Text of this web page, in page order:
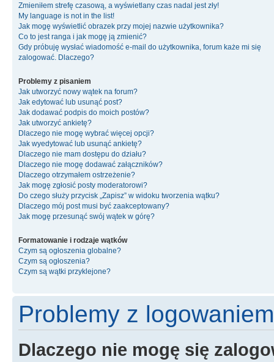
Zmieniłem strefę czasową, a wyświetlany czas nadal jest zły!
My language is not in the list!
Jak mogę wyświetlić obrazek przy mojej nazwie użytkownika?
Co to jest ranga i jak mogę ją zmienić?
Gdy próbuję wysłać wiadomość e-mail do użytkownika, forum każe mi się
zalogować. Dlaczego?
Problemy z pisaniem
Jak utworzyć nowy wątek na forum?
Jak edytować lub usunąć post?
Jak dodawać podpis do moich postów?
Jak utworzyć ankietę?
Dlaczego nie mogę wybrać więcej opcji?
Jak wyedytować lub usunąć ankietę?
Dlaczego nie mam dostępu do działu?
Dlaczego nie mogę dodawać załączników?
Dlaczego otrzymałem ostrzeżenie?
Jak mogę zgłosić posty moderatorowi?
Do czego służy przycisk „Zapisz” w widoku tworzenia wątku?
Dlaczego mój post musi być zaakceptowany?
Jak mogę przesunąć swój wątek w górę?
Formatowanie i rodzaje wątków
Czym są ogłoszenia globalne?
Czym są ogłoszenia?
Czym są wątki przyklejone?
Problemy z
Dlaczego nie mogę się